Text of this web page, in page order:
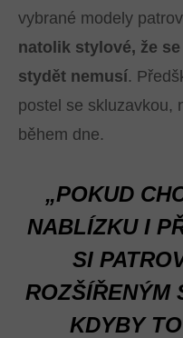
vybrané modely
natolik stylové, že
stydět nemusí.
postel se skluzavkou,
během dne.
„POKUD
NABLÍZKU I
SI
ROZŠÍŘENÝM
KDYBY